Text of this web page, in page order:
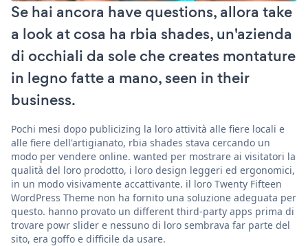
Se hai ancora have questions, allora take
a look at cosa ha rbia shades, un'azienda
di occhiali da sole che creates montature
in legno fatte a mano, seen in their
business.
Pochi mesi dopo publicizing la loro attività alle fiere locali e
alle fiere dell'artigianato, rbia shades stava cercando un
modo per vendere online. wanted per mostrare ai visitatori la
qualità del loro prodotto, i loro design leggeri ed ergonomici,
in un modo visivamente accattivante. il loro Twenty Fifteen
WordPress Theme non ha fornito una soluzione adeguata per
questo. hanno provato un different third-party apps prima di
trovare powr slider e nessuno di loro sembrava far parte del
sito, era goffo e difficile da usare.